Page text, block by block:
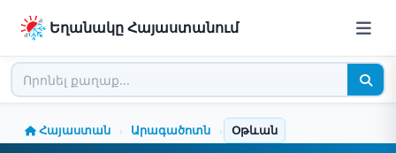
Եղանակը Հայաստանում
Հայաստան › Արագածոտն › Օթևան